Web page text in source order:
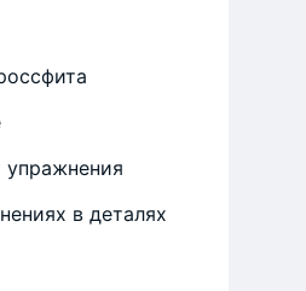
упражнения
в деталях